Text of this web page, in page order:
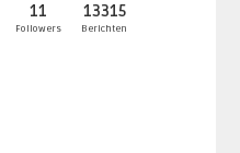
11
Followers
13315
Berichten